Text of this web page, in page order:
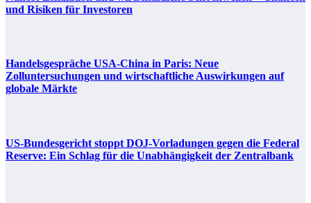
und Risiken für Investoren
Handelsgespräche USA-China in Paris: Neue
Zolluntersuchungen und wirtschaftliche Auswirkungen auf
globale Märkte
US-Bundesgericht stoppt DOJ-Vorladungen gegen die Federal
Reserve: Ein Schlag für die Unabhängigkeit der Zentralbank